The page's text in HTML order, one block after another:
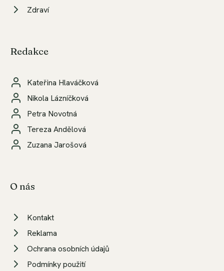
Zdraví
Redakce
Kateřina Hlaváčková
Nikola Lázníčková
Petra Novotná
Tereza Andělová
Zuzana Jarošová
O nás
Kontakt
Reklama
Ochrana osobních údajů
Podmínky použití